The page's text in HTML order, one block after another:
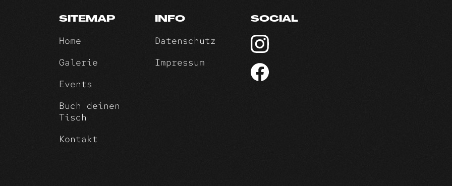
SITEMAP
Home
Galerie
Events
Buch deinen
Tisch
Kontakt
SOCIAL
INFO
Datenschutz
Impressum